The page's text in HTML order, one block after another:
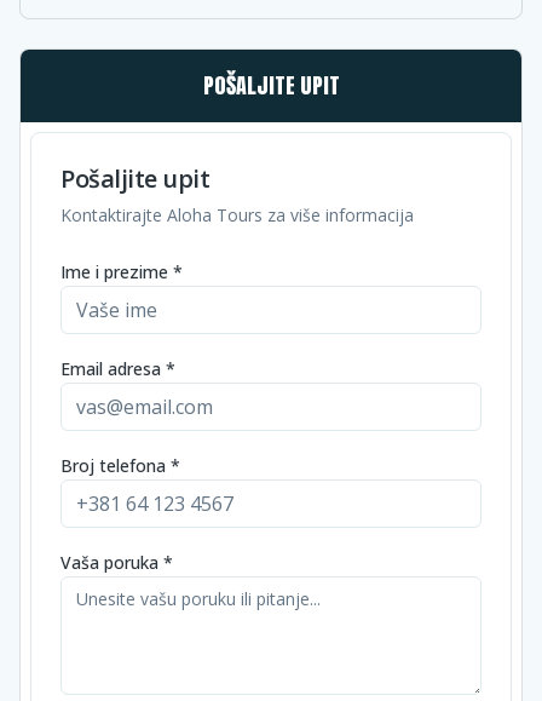
POŠALJITE UPIT
Pošaljite upit
Kontaktirajte Aloha Tours za više informacija
Ime i prezime *
Email adresa *
Broj telefona *
Vaša poruka *